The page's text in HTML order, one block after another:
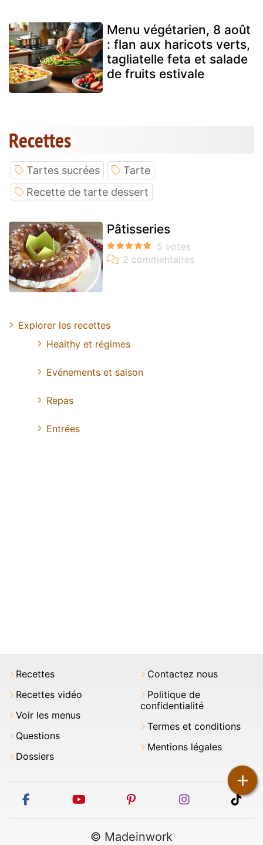
+
Menu végétarien, 8 août
: flan aux haricots verts,
tagliatelle feta et salade
de fruits estivale
Recettes
Tartes sucrées
Tarte
Recette de tarte dessert
Pâtisseries
Explorer les recettes
Healthy et régimes
Evénements et saison
Repas
Entrées
Recettes
Recettes vidéo
Voir les menus
Questions
Dossiers
Contactez nous
Politique de
confidentialité
Termes et conditions
Mentions légales
facebook youtube pinterest instagram
© Madeinwork